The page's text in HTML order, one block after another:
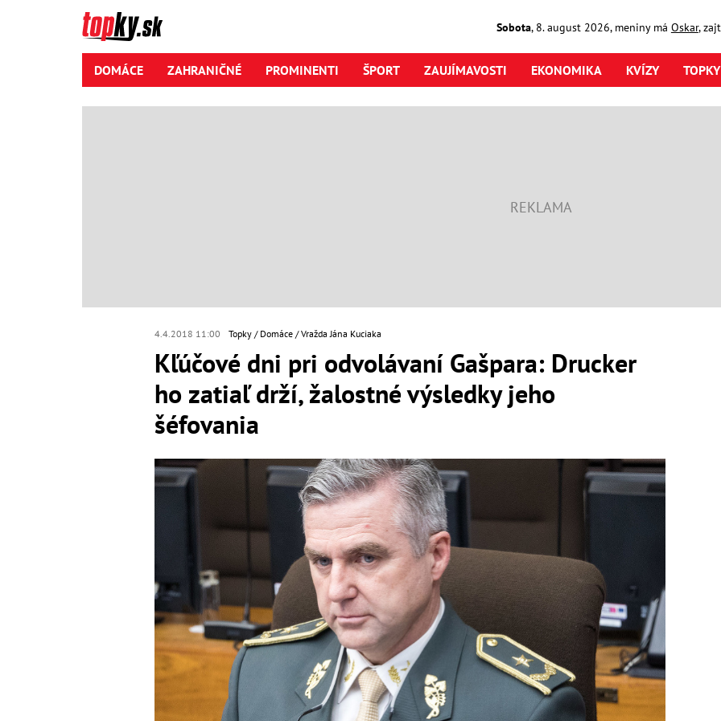
Sobota, 8. august2026, meniny má Oskar,
DOMÁCE ZAHRANIČNÉ PROMINENTI ŠPORT ZAUJÍMAVOSTI EKONOMIKA KVÍZY
4.4.2018 11:00 Topky Domáce Vražda Jána Kuciaka
Kľúčové dni pri odvolávaní Gašpara: Drucker
ho zatiaľ drží, žalostné výsledky jeho
šéfovania